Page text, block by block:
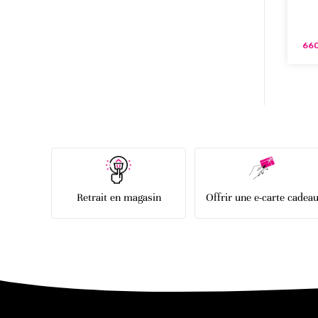
Retrait en magasin Offrir une e-carte cadeau